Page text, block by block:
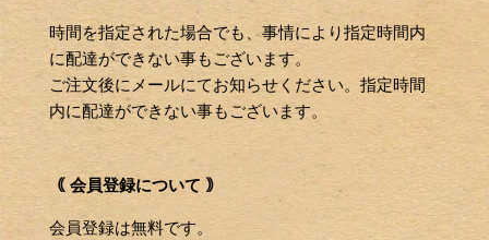
時間を指定された場合でも、事情により指定時間内
に配達ができない事もございます。
ご注文後にメールにてお知らせください。指定時間
内に配達ができない事もございます。
｟ 会員登録について ｠
会員登録は無料です。